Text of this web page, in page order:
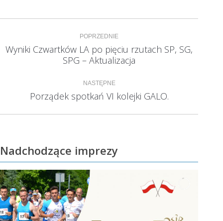
Nawigacja
wpisów
POPRZEDNIE
Poprzedni
wpis:
Wyniki Czwartków LA po pięciu rzutach SP, SG,
SPG – Aktualizacja
NASTĘPNE
Następny
Porządek spotkań VI kolejki GALO.
Nadchodzące imprezy